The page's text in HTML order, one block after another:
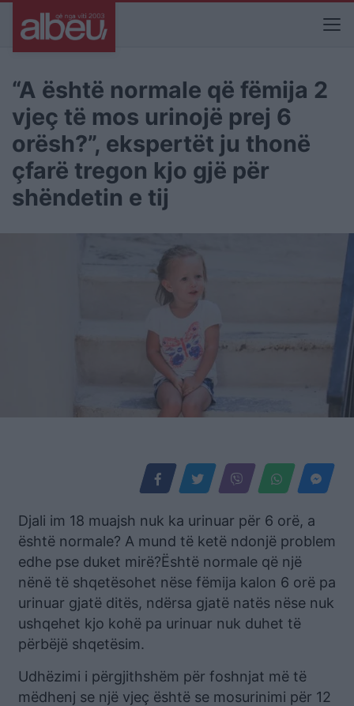
“A është normale që fëmija 2
vjeç të mos urinojë prej 6
orësh?”, ekspertët ju thonë
çfarë tregon kjo gjë për
shëndetin e tij
Djali im 18 muajsh nuk ka urinuar për 6 orë, a
është normale? A mund të ketë ndonjë problem
edhe pse duket mirë?Është normale që një
nënë të shqetësohet nëse fëmija kalon 6 orë pa
urinuar gjatë ditës, ndërsa gjatë natës nëse nuk
ushqehet kjo kohë pa urinuar nuk duhet të
përbëjë shqetësim.
Udhëzimi i përgjithshëm për foshnjat më të
mëdhenj se një vjeç është se mosurinimi për 12